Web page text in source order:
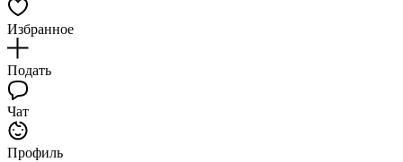
Избранное
Подать
Чат
Профиль